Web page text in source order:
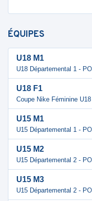
ÉQUIPES
U18 M1
U18 Départemental 1 -
U18 F1
Coupe Nike Féminine
U15 M1
U15 Départemental 1 -
U15 M2
U15 Départemental 2 -
U15 M3
U15 Départemental 2 -